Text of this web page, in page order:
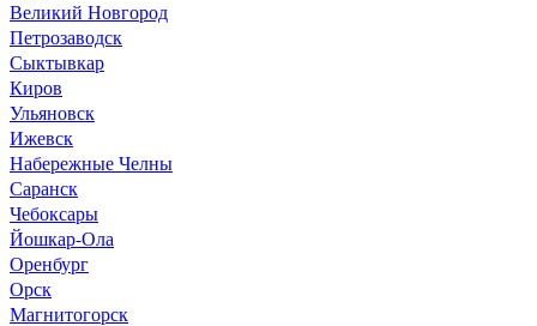
Великий Новгород
Петрозаводск
Сыктывкар
Киров
Ульяновск
Ижевск
Набережные Челны
Саранск
Чебоксары
Йошкар-Ола
Оренбург
Орск
Магнитогорск